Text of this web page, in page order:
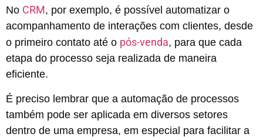
No CRM, por exemplo, é possível automatizar o
acompanhamento de interações com clientes, desde
o primeiro contato até o pós-venda, para que cada
etapa do processo seja realizada de maneira
eficiente.
É preciso lembrar que a automação de processos
também pode ser aplicada em diversos setores
dentro de uma empresa, em especial para facilitar a